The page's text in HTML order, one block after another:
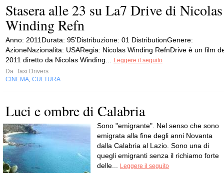
Stasera alle 23 su La7 Drive di Nicolas
Winding Refn
Anno: 2011Durata: 95'Distribuzione: 01 DistributionGenere:
AzioneNazionalita: USARegia: Nicolas Winding RefnDrive è un film
2011 diretto da Nicolas Winding...
Leggere il seguito
Da Taxi Drivers
CINEMA CULTURA
Luci e ombre di Calabria
Sono "emigrante". Nel senso che sono
emigrata alla fine degli anni Novanta
dalla Calabria al Lazio. Sono una di
quegli emigranti senza il richiamo forte
delle...
Leggere il seguito